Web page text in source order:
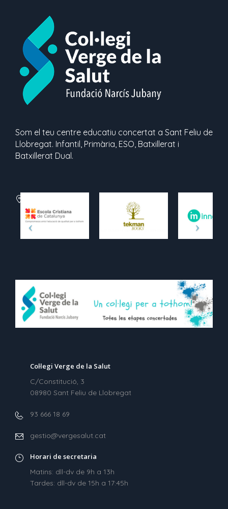
Som el teu centre educatiu concertat a Sant Feliu de
Llobregat. Infantil, Primària, ESO, Batxillerat i
Batxillerat Dual.
Col·legi Verge de la Salut
C/Constitució, 3
08980 Sant Feliu de Llobregat
93 666 18 69
gestio@vergesalut.cat
Horari de secretaria
Matins: dll-dv de 9h a 13h
Tardes: dll-dv de 15h a 17:45h